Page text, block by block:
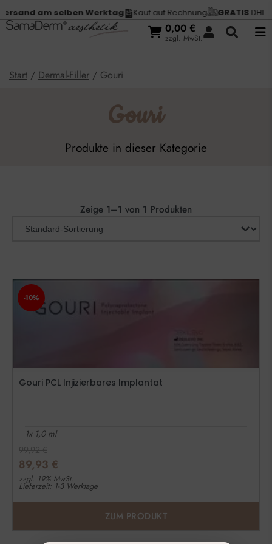
am selben Werktag Kauf auf Rechnung GRATISDHL
0,00 €
zzgl. MwSt.
Start / Dermal-Filler / Gouri
Gouri
Produkte in dieser Kategorie
Zeige 1–1 von 1 Produkten
-10%
Gouri PCL Injizierbares Implantat
1x 1,0 ml
99,92€
89,93 €
zzgl. 19% MwSt.
Lieferzeit: 1-3 Werktage
ZUM PRODUKT